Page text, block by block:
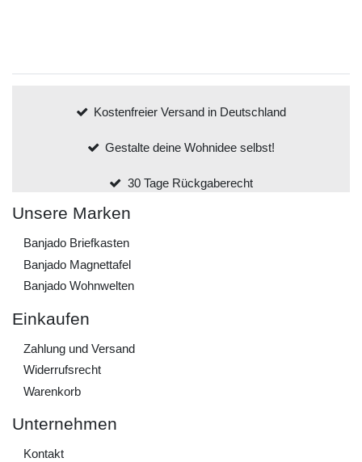
Kostenfreier Versand in Deutschland
Gestalte deine Wohnidee selbst!
30 Tage Rückgaberecht
Unsere Marken
Banjado Briefkasten
Banjado Magnettafel
Banjado Wohnwelten
Einkaufen
Zahlung und Versand
Widerrufs­recht
Warenkorb
Unternehmen
Kontakt